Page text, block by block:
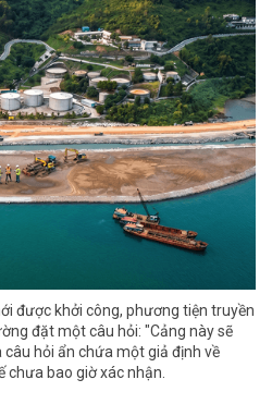
được khởi công, phương tiện truyền
đặt một câu hỏi: "Cảng này sẽ
câu hỏi ẩn chứa một giả định về
bao giờ xác nhận.